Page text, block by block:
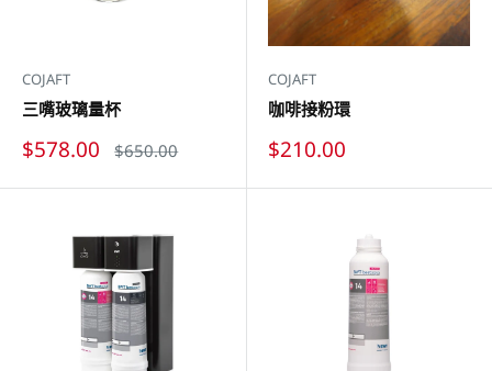
COJAFT
三嘴玻璃量杯
特
價
$578.00 原
$650.00
COJAFT
咖啡接粉環
特
價
$210.00